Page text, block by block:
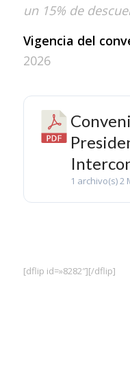
un 15% de
Vigencia del
2026
1 archivo(s)2
[dflip id=»8282″][/dflip]